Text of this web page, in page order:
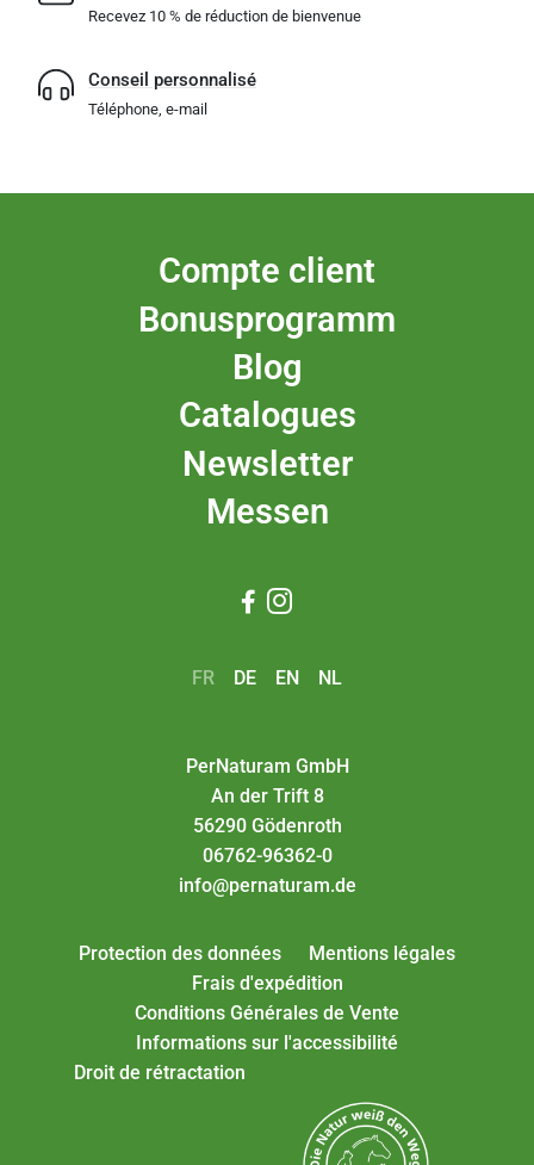
Recevez 10 % de réduction de bienvenue
Conseil personnalisé
Téléphone, e-mail
Compte client
Bonusprogramm
Blog
Catalogues
Newsletter
Messen
 
FR DE EN NL
PerNaturam GmbH
An der Trift 8
56290 Gödenroth
06762-96362-0
info@pernaturam.de
Protection des données
Mentions légales
Frais d'expédition
Conditions Générales de Vente
Informations sur l'accessibilité
Droit de rétractation